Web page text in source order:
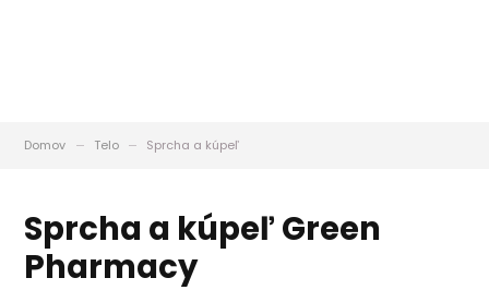
Domov Telo Sprcha a kúpeľ
Sprcha a kúpeľ Green
Pharmacy